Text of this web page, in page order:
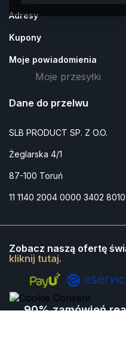
Adresy
Kupony
Moje powiadomienia
Moje przesyłki
Dane do przelwu
SLB PRODUCT SP. Z O.O.
Żeglarska 4/1
87-100 Toruń
11 1140 2004 0000 3402
Zobacz naszą ofertę
kliknij tutaj.
90% zamówień